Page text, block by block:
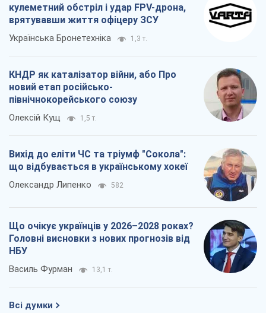
кулеметний обстріл і удар FPV-дрона,
врятувавши життя офіцеру ЗСУ
Українська Бронетехніка 1,3 т.
КНДР як каталізатор війни, або Про
новий етап російсько-
північнокорейського союзу
Олексій Кущ 1,5 т.
Вихід до еліти ЧС та тріумф "Сокола":
що відбувається в українському хокеї
Олександр Липенко 582
Що очікує українців у 2026–2028 роках?
Головні висновки з нових прогнозів від
НБУ
Василь Фурман 13,1 т.
Всі думки